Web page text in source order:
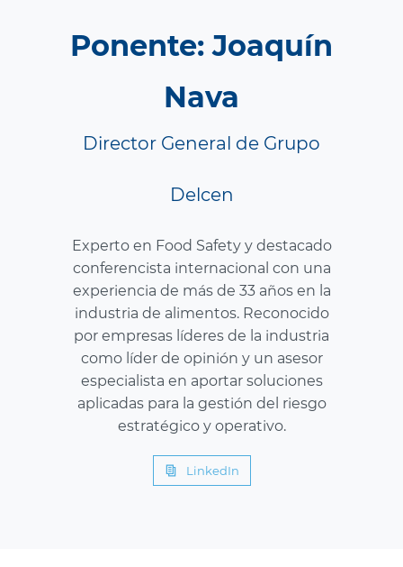
Ponente: Joaquín
Nava
Director General de Grupo
Delcen
Experto en Food Safety y destacado
conferencista internacional con una
experiencia de más de 33 años en la
industria de alimentos. Reconocido
por empresas líderes de la industria
como líder de opinión y un asesor
especialista en aportar soluciones
aplicadas para la gestión del riesgo
estratégico y operativo.
LinkedIn